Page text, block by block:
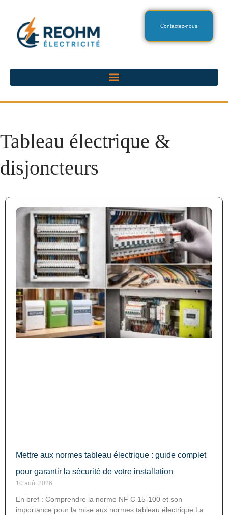
Contactez-nous
Tableau électrique &
disjoncteurs
Mettre aux normes tableau électrique : guide complet
pour garantir la sécurité de votre installation
10 août 2026
En bref : Comprendre la norme NF C 15-100 et son
importance pour la mise aux normes tableau électrique La